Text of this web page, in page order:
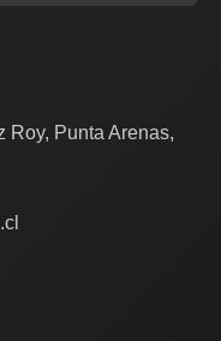
Roy, Punta Arenas,